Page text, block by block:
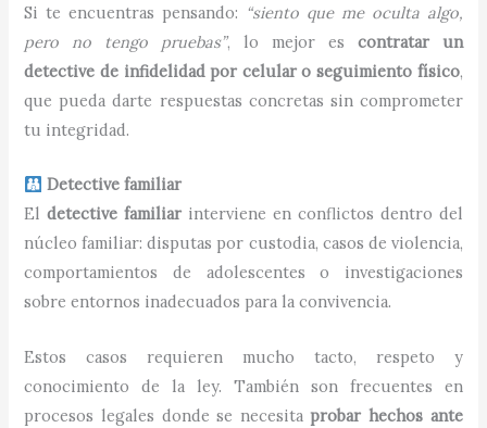
Si te encuentras pensando: “siento que me oculta algo,
pero no tengo pruebas”, lo mejor es contratar un
detective de infidelidad por celular o seguimiento físico,
que pueda darte respuestas concretas sin comprometer
tu integridad.
Detective familiar
Eldetective familiar interviene en conflictos dentro del
núcleo familiar: disputas por custodia, casos de violencia,
comportamientos de adolescentes o investigaciones
sobre entornos inadecuados para la convivencia.
Estos casos requieren mucho tacto, respeto y
conocimiento de la ley. También son frecuentes en
procesos legales donde se necesita probar hechos ante